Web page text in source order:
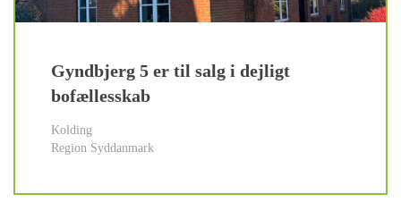
Gyndbjerg 5 er til salg i dejligt
bofællesskab
Kolding
Region Syddanmark